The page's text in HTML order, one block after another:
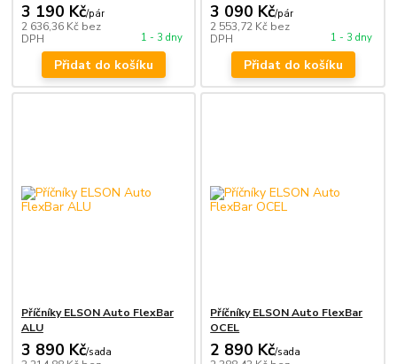
3 190 Kč/pár
2 636,36 Kč bez
DPH
1 - 3 dny
Přidat do košíku
3 090 Kč/pár
2 553,72 Kč bez
DPH
1 - 3 dny
Přidat do košíku
Příčníky ELSON Auto FlexBar
ALU
3 890 Kč/sada
Příčníky ELSON Auto FlexBar
OCEL
2 890 Kč/sada